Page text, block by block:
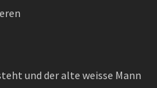
und der alte weisse Mann